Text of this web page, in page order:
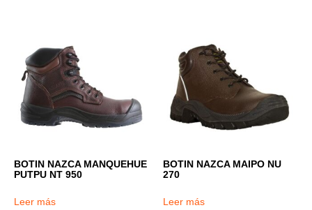
BOTIN NAZCA MANQUEHUE
PUTPU NT 950
Leer más
BOTIN NAZCA MAIPO NU
270
Leer más